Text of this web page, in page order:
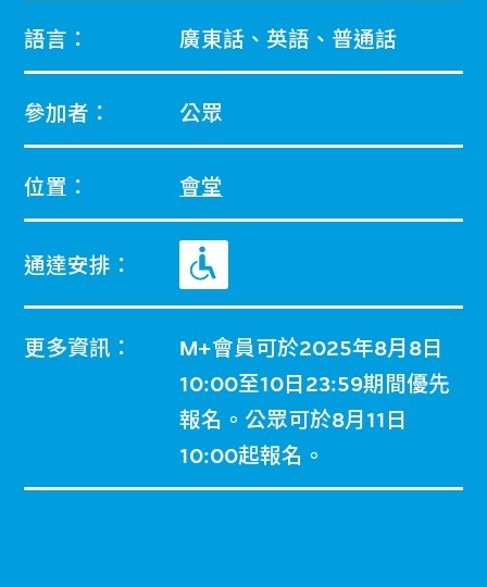
語言： 廣東話、英語、普通話
參加者： 公眾
位置： 會堂
通達安排：
更多資訊：
M+會員可於2025年8月8日
10:00至10日23:59期間優先
報名。公眾可於8月11日
10:00起報名。